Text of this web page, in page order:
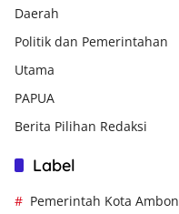
Daerah
Politik dan Pemerintahan
Utama
PAPUA
Berita Pilihan Redaksi
Label
Pemerintah Kota Ambon